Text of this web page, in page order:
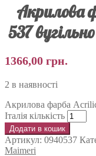
Акрилова
537
1366,00 грн.
2 в наявності
Акрилова фарба
Італія кількість
Додати в кошик
Артикул: 0940537
Maimeri